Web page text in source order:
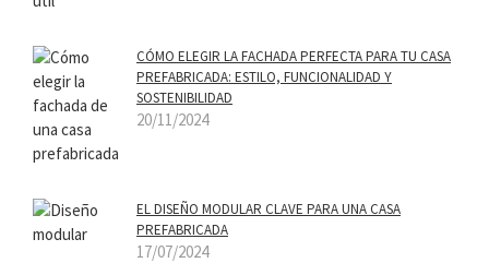
CÓMO ELEGIR LA FACHADA PERFECTA PARA TU CASA
PREFABRICADA: ESTILO, FUNCIONALIDAD Y
SOSTENIBILIDAD
20/11/2024
EL DISEÑO MODULAR CLAVE PARA UNA CASA
PREFABRICADA
17/07/2024